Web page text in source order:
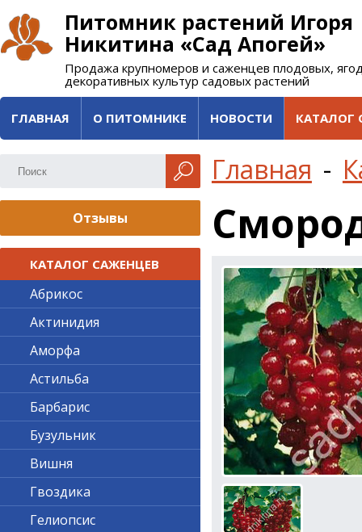
Питомник растений Игоря
Никитина «Сад Апогей»
Продажа крупномеров и саженцев плодовых,
декоративных культур садовых растений
ГЛАВНАЯ О ПИТОМНИКЕ НОВОСТИ КАТАЛОГ
Главная -
Отзывы
КАТАЛОГ САЖЕНЦЕВ
Абрикос
Актинидия
Аморфа
Астильба
Барбарис
Бузульник
Вишня
Гвоздика
Гелиопсис